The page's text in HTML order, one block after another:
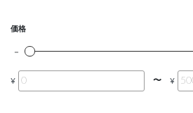
価格
¥ 〜 ¥